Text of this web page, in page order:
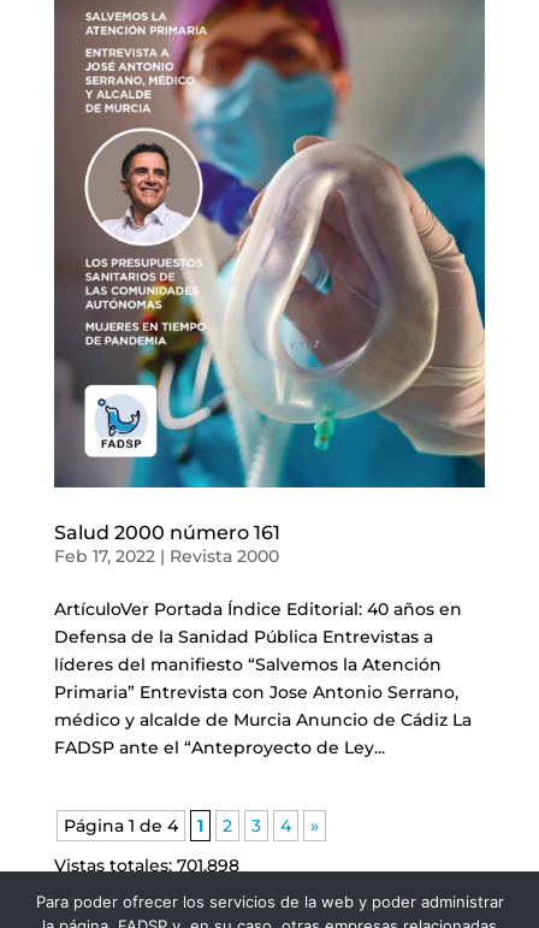
Salud 2000 número 161
Feb 17, 2022| Revista 2000
ArtículoVer Portada Índice Editorial: 40 años en
Defensa de la Sanidad Pública Entrevistas a
líderes del manifiesto “Salvemos la Atención
Primaria” Entrevista con Jose Antonio Serrano,
médico y alcalde de Murcia Anuncio de Cádiz La
FADSP ante el “Anteproyecto de Ley...
Página 1 de 4 1 2 3 4
»
Vistas totales: 701.898
Para poder ofrecer los servicios de la web y poder administrar